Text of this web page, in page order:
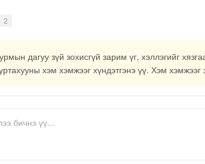
2
дагуу зүй зохисгүй зарим үг, хэллэгийг
хэм хэмжээг хүндэтгэнэ үү. Хэм хэмжээг